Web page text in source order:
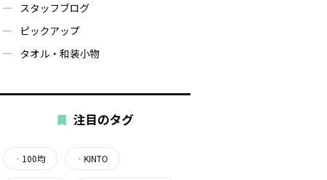
スタッフブログ
ピックアップ
タオル・和装小物
注目のタグ
・ 100均 ・ KINTO